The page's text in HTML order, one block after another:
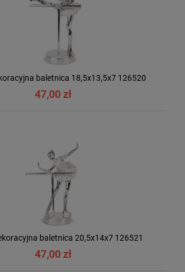
baletnica 18,5x13,5x7 126520
47,00 zł
baletnica 20,5x14x7 126521
47,00 zł